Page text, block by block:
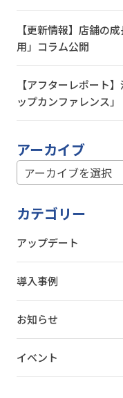
【更新情報】店舗の
用」コラム公開
【アフターレポート
ップカンファレンス」
アーカイブ
カテゴリー
アップデート
導入事例
お知らせ
イベント